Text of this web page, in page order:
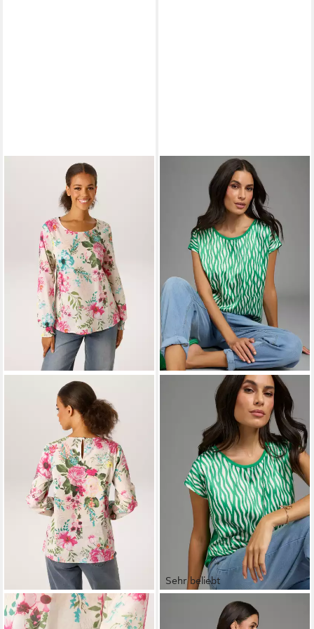
ANISTON CASUAL
Sehr beliebt
LAURA SCOTT Shirtbluse im